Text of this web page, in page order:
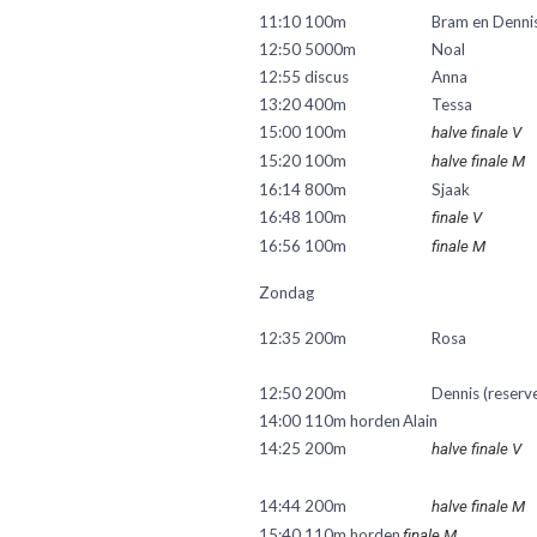
11:10 100m
Bram en
12:50 5000m
Noal
12:55 discus
Anna
13:20 400m
Tessa
15:00 100m
halve finale V
15:20 100m halve finale M
16:14 800m
Sjaak
16:48 100m
finale V
16:56 100m finale M
Zondag
12:35 200m
			Rosa
12:50 200m
Dennis
14:00 110m hordenAlain
14:25 200m
halve finale V
14:44 200m halve finale M